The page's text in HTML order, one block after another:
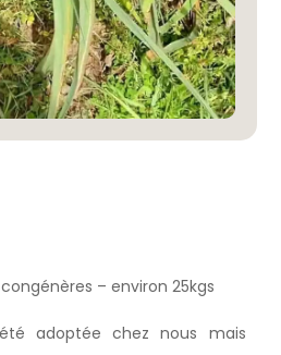
– environ 25kgs
adoptée chez nous mais